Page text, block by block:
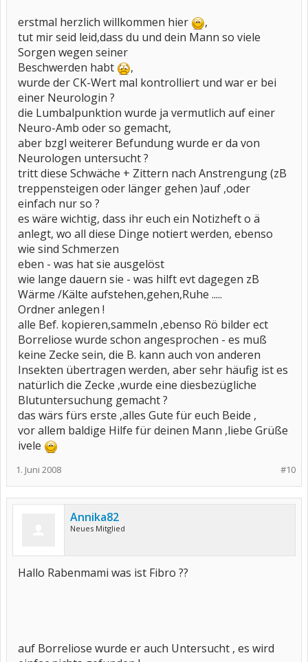
erstmal herzlich willkommen hier
,
tut mir seid leid,dass du und dein Mann so viele
Sorgen wegen seiner
Beschwerden habt
,
wurde der CK-Wert mal kontrolliert und war er bei
einer Neurologin ?
die Lumbalpunktion wurde ja vermutlich auf einer
Neuro-Amb oder so gemacht,
aber bzgl weiterer Befundung wurde er da von
Neurologen untersucht ?
tritt diese Schwäche + Zittern nach Anstrengung (zB
treppensteigen oder länger gehen )auf ,oder
einfach nur so ?
es wäre wichtig, dass ihr euch ein Notizheft o ä
anlegt, wo all diese Dinge notiert werden, ebenso
wie sind Schmerzen
eben - was hat sie ausgelöst
wie lange dauern sie - was hilft evt dagegen zB
Wärme /Kälte aufstehen,gehen,Ruhe .....
Ordner anlegen !
alle Bef. kopieren,sammeln ,ebenso Rö bilder ect
Borreliose wurde schon angesprochen - es muß
keine Zecke sein, die B. kann auch von anderen
Insekten übertragen werden, aber sehr häufig ist es
natürlich die Zecke ,wurde eine diesbezügliche
Blutuntersuchung gemacht ?
das wärs fürs erste ,alles Gute für euch Beide ,
vor allem baldige Hilfe für deinen Mann ,liebe Grüße
ivele
#10
1. Juni 2008
Annika82
Neues Mitglied
Hallo Rabenmami was ist Fibro ??
auf Borreliose wurde er auch Untersucht , es wird